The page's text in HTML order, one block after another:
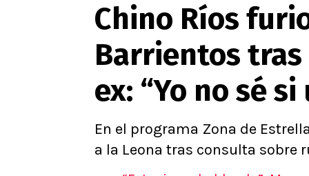
U de Chile
U Católica
Campeonato Nacional
Primera B
Segunda División
Copa Chile
Supercopa Chile
Campeonato Femenino
Alexis
Carlos
Chino Ríos
Barrientos
ex: “Yo no sé
En el programa Zona de
a la Leona tras consulta sobre